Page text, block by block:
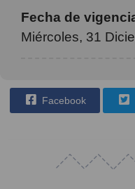
Fecha de
Miércoles, 31
Facebook